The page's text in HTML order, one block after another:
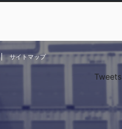
サイトマップ